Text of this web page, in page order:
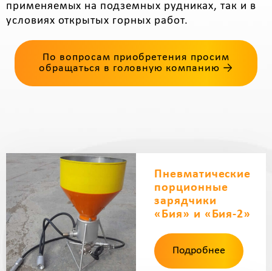
применяемых на подземных рудниках, так и в
условиях открытых горных работ.
По вопросам приобретения просим
обращаться в головную компанию →
Пневматические
порционные
зарядчики
«Бия» и «Бия-2»
Подробнее